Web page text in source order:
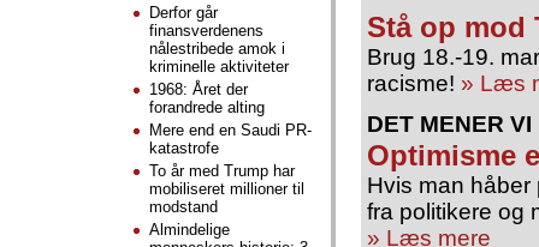
Stå op
Brug 18.-19.
racisme! » Læs
DET MENER VI
Optimisme
Hvis man
fra politikere og
» Læs mere
Derfor går
finansverdenens
nålestribede amok i
kriminelle aktiviteter
1968: Året der
forandrede alting
Mere end en Saudi PR-
katastrofe
To år med Trump har
mobiliseret millioner til
modstand
Almindelige